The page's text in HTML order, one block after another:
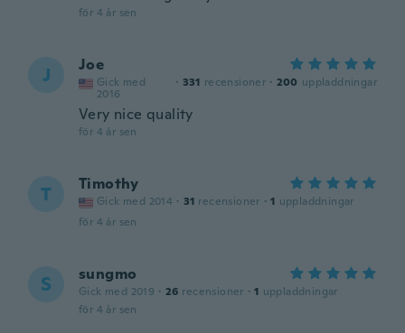
för 4 år sen
J Joe
Gick med
2016
· 331 recensioner · 200 uppladdningar
Very nice quality
för 4 år sen
T Timothy
Gick med 2014 · 31 recensioner · 1 uppladdningar
för 4 år sen
S sungmo
Gick med 2019 · 26 recensioner · 1 uppladdningar
för 4 år sen